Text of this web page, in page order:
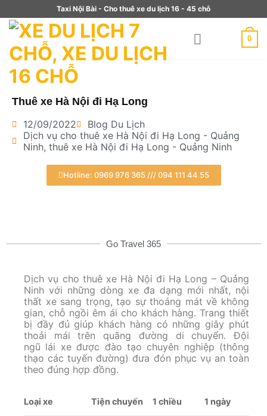
Taxi Nội Bài - Cho thuê xe du lịch 16 - 45 chỗ
0
Thuê xe Hà Nội đi Hạ Long
12/09/2022
Blog Du Lịch
Dịch vụ cho thuê xe Hà Nội đi Hạ Long - Quảng
Ninh, thuê xe Hà Nội đi Hạ Long - Quảng Ninh
Hotline: 0969 976 365 /// 094 111 44 55
Go Travel 365
Dịch vụ cho thuê xe Hà Nội đi Hạ Long – Quảng
Ninh với những dòng xe đa dạng mới nhất, nội
thất xe sang trọng, tạo sự thoáng mát về không
gian, chỗ ngồi êm ái cho khách hàng. Trang thiết
bị đầy đủ giúp khách hàng có những giây phút
thoải mái trên quãng đường di chuyển. Đội
ngũ lái xe được đào tạo chuyên nghiệp (thông
thạo các tuyến đường) đưa đón phục vụ an toàn
theo đúng hợp đồng.
Loại xe Tiện chuyến 1 chiều 1 ngày